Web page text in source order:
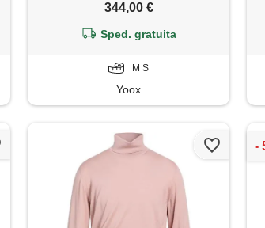
344,00 €
Sped. gratuita
M S
Yoox